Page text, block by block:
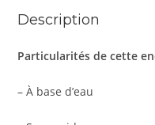
Description
Particularités de cette
– À base d’eau